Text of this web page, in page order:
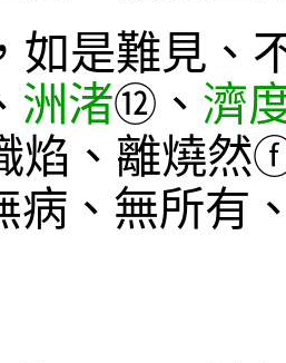
如是難見、
洲渚⑫ 、 濟
焰、離燒然
病、無所有